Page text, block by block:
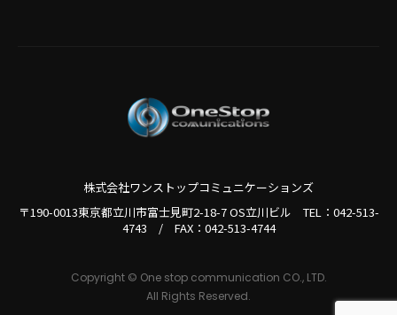
株式会社ワンストップコミュニケーションズ
〒190-0013東京都立川市富士見町2-18-7 OS立川ビル TEL： 042-513-
4743 / FAX：042-513-4744
Copyright © One stop communication CO., LTD.
All Rights Reserved.